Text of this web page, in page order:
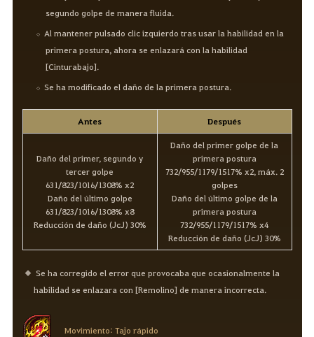
segundo golpe de manera fluida.
Al mantener pulsado clic izquierdo tras usar la habilidad en la
primera postura, ahora se enlazará con la habilidad
[Cinturabajo].
Se ha modificado el daño de la primera postura.
Antes Después
Daño del primer, segundo y
tercer golpe
631/823/1016/1308% x2
Daño del último golpe
631/823/1016/1308% x8
Reducción de daño (JcJ) 30%
Daño del primer golpe de la
primera postura
732/955/1179/1517% x2, máx. 2
golpes
Daño del último golpe de la
primera postura
732/955/1179/1517% x4
Reducción de daño (JcJ) 30%
Se ha corregido el error que provocaba que ocasionalmente la
habilidad se enlazara con [Remolino] de manera incorrecta.
Movimiento: Tajo rápido